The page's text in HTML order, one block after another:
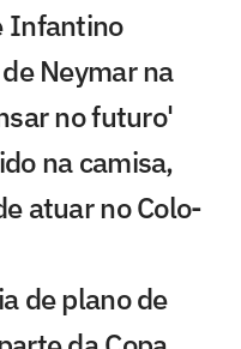
Infantino
Neymar na
no futuro'
na camisa,
atuar no Colo-
de plano de